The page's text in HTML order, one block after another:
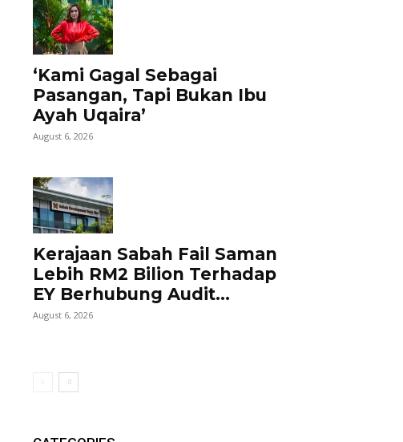
‘Kami Gagal Sebagai
Pasangan, Tapi Bukan Ibu
Ayah Uqaira’
August 6, 2026
Kerajaan Sabah Fail Saman
Lebih RM2 Bilion Terhadap
EY Berhubung Audit...
August 6, 2026